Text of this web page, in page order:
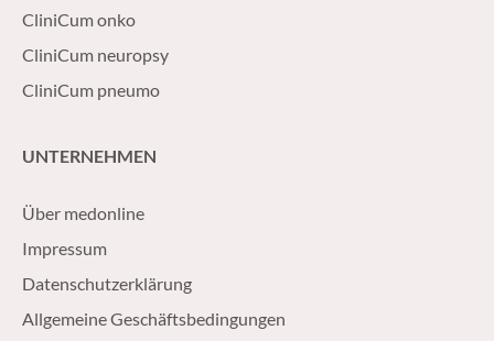
CliniCum onko
CliniCum neuropsy
CliniCum pneumo
UNTERNEHMEN
Über medonline
Impressum
Datenschutzerklärung
Allgemeine Geschäftsbedingungen